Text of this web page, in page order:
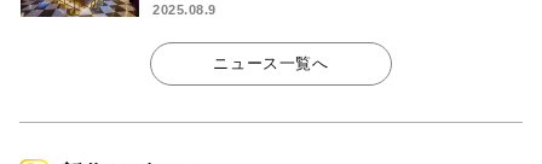
2025.08.9
ニュース一覧へ